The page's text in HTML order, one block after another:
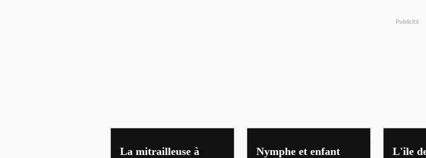
Publicité
La mitrailleuse à
Nymphe et enfant
L'ile